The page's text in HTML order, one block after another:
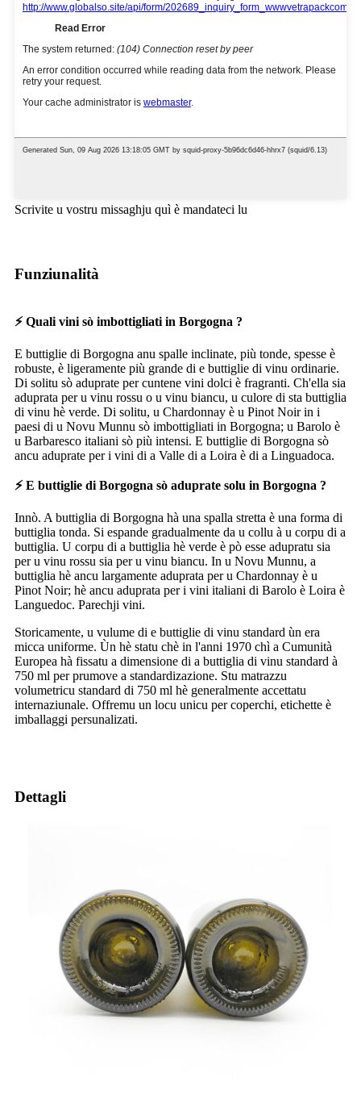
Scrivite u vostru missaghju quì è mandateci lu
Funziunalità
⚡ Quali vini sò imbottigliati in Borgogna ?
E buttiglie di Borgogna anu spalle inclinate, più tonde, spesse è
robuste, è ligeramente più grande di e buttiglie di vinu ordinarie.
Di solitu sò aduprate per cuntene vini dolci è fragranti. Ch'ella sia
aduprata per u vinu rossu o u vinu biancu, u culore di sta buttiglia
di vinu hè verde. Di solitu, u Chardonnay è u Pinot Noir in i
paesi di u Novu Munnu sò imbottigliati in Borgogna; u Barolo è
u Barbaresco italiani sò più intensi. E buttiglie di Borgogna sò
ancu aduprate per i vini di a Valle di a Loira è di a Linguadoca.
⚡ E buttiglie di Borgogna sò aduprate solu in Borgogna ?
Innò. A buttiglia di Borgogna hà una spalla stretta è una forma di
buttiglia tonda. Si espande gradualmente da u collu à u corpu di a
buttiglia. U corpu di a buttiglia hè verde è pò esse adupratu sia
per u vinu rossu sia per u vinu biancu. In u Novu Munnu, a
buttiglia hè ancu largamente aduprata per u Chardonnay è u
Pinot Noir; hè ancu aduprata per i vini italiani di Barolo è Loira è
Languedoc. Parechji vini.
Storicamente, u vulume di e buttiglie di vinu standard ùn era
micca uniforme. Ùn hè statu chè in l'anni 1970 chì a Cumunità
Europea hà fissatu a dimensione di a buttiglia di vinu standard à
750 ml per prumove a standardizazione. Stu matrazzu
volumetricu standard di 750 ml hè generalmente accettatu
internaziunale. Offremu un locu unicu per coperchi, etichette è
imballaggi persunalizati.
Dettagli